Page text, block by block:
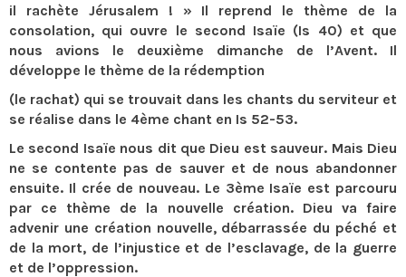
il rachète Jérusalem ! » Il reprend le thème de la
consolation, qui ouvre le second Isaïe (Is 40) et que
nous avions le deuxième dimanche de l’Avent. Il
développe le thème de la rédemption
(le rachat) qui se trouvait dans les chants du serviteur et
se réalise dans le 4ème chant en Is 52-53.
Le second Isaïe nous dit que Dieu est sauveur. Mais Dieu
ne se contente pas de sauver et de nous abandonner
ensuite. Il crée de nouveau. Le 3ème Isaïe est parcouru
par ce thème de la nouvelle création. Dieu va faire
advenir une création nouvelle, débarrassée du péché et
de la mort, de l’injustice et de l’esclavage, de la guerre
et de l’oppression.